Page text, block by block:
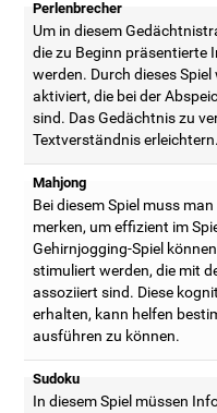
Perlenbrecher
Um in diesem
die zu Beginn präsentierte
werden. Durch dieses
aktiviert, die bei der
sind. Das Gedächtnis zu
Textverständnis erleichtern.
Mahjong
Bei diesem Spiel muss
merken, um effizient im
Gehirnjogging-Spiel
stimuliert werden, die mit
assoziiert sind. Diese
erhalten, kann helfen
ausführen zu können.
Sudoku
In diesem Spiel müssen